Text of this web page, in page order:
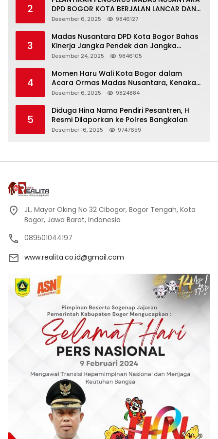
2
DPD BOGOR KOTA BERJALAN LANCAR DAN
KHIDMAT
Desember 6, 2025 9846127
3
Madas Nusantara DPD Kota Bogor Bahas
Kinerja Jangka Pendek dan Jangka
Panjang
Desember 24, 2025 9846105
4
Momen Haru Wali Kota Bogor dalam
Acara Ormas Madas Nusantara, Kenakan
Peci Hitam Tinggi sebagai Simbol
Desember 6, 2025 9824884
5
Diduga Hina Nama Pendiri Pesantren, H
Resmi Dilaporkan ke Polres Bangkalan
Desember 16, 2025 9747659
JL. Mayor Oking No 32 Cibogor, Bogor Tengah, Kota
Bogor, Jawa Barat, Indonesia
089501044197
www.realita.co.id@gmail.com